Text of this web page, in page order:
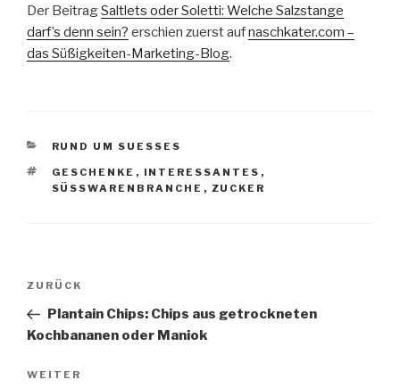
Der BeitragSaltlets oder Soletti: Welche Salzstange
darf’s denn sein? erschien zuerst aufnaschkater.com –
das Süßigkeiten-Marketing-Blog.
KATEGORIEN
RUND UM SUESSES
SCHLAGWÖRTER
GESCHENKE , INTERESSANTES ,
SÜSSWARENBRANCHE
, ZUCKER
Beitragsnavigation
Vorheriger
Beitrag
ZURÜCK
Plantain Chips: Chips aus getrockneten
Kochbananen oder Maniok
Nächster
WEITER